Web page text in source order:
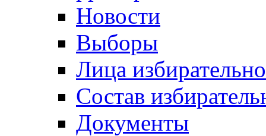
Новости
Выборы
Лица
Состав
Документы